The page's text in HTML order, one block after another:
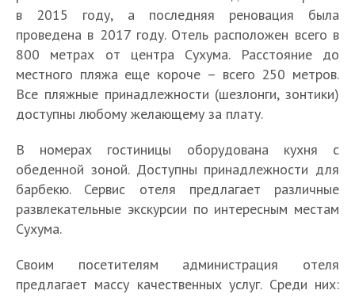
в 2015 году, а последняя реновация была
проведена в 2017 году. Отель расположен всего в
800 метрах от центра Сухума. Расстояние до
местного пляжа еще короче – всего 250 метров.
Все пляжные принадлежности (шезлонги, зонтики)
доступны любому желающему за плату.
В номерах гостиницы оборудована кухня с
обеденной зоной. Доступны принадлежности для
барбекю. Сервис отеля предлагает различные
развлекательные экскурсии по интересным местам
Сухума.
Своим посетителям администрация отеля
предлагает массу качественных услуг. Среди них: